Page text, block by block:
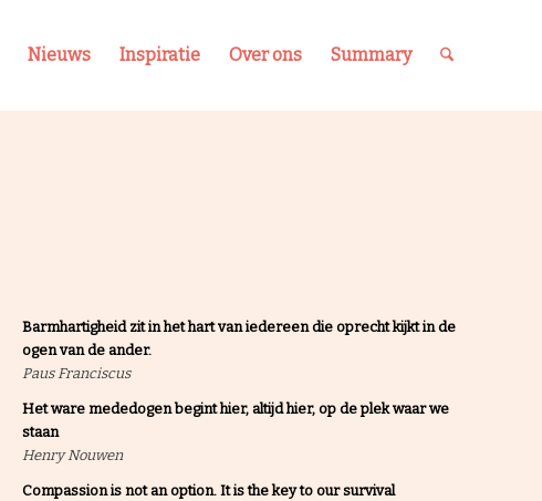
Nieuws Inspiratie Over ons Summary
Barmhartigheid zit in het hart van iedereen die oprecht kijkt in de
ogen van de ander.
Paus Franciscus
Het ware mededogen begint hier, altijd hier, op de plek waar we
staan
Henry Nouwen
Compassion is not an option. It is the key to our survival